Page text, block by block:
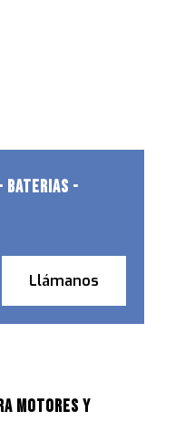
BATERIAS -
Llámanos
MOTORES Y